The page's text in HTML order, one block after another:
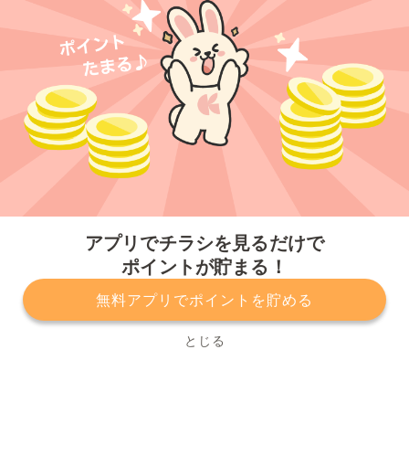
アプリでチラシを見るだけで
ポイントが貯まる！
無料アプリでポイントを貯める
とじる
プライバシーポリシー 利用規約
運営会社
サービスに関してのお問い合わせ